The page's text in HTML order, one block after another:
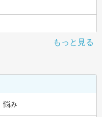
もっと見る
悩み